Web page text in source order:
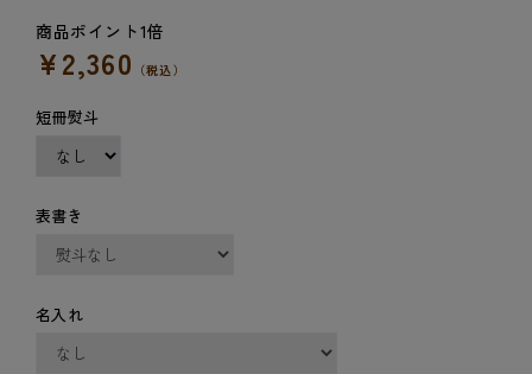
通
常
価
格
¥2,360 （税込）
短冊熨斗
表書き
名入れ